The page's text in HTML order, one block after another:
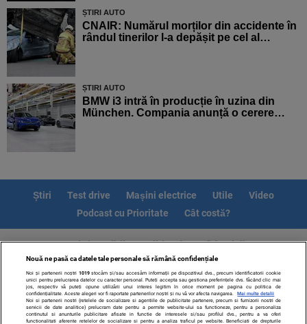
ȘTIRI AUTO
CNAIR: Numărul morților din accidente în
rândul tinerilor l-a depășit pe cel al…
ȘTIRI AUTO
BMW i3 intră în producție în uzina din
München. Compania anunță o cerere…
Știri Test drive Mașini electrice Utile
Video
Podcast cu Prioritate
Cât costă?
Termeni si conditii
Politica de confidentialitate
Politica de cookies
Echipa editorială
Modifică Setările
Nouă ne pasă ca datele tale personale să rămână confidențiale
Noi și partenerii noștri 1019stocăm și/sau accesăm informații pe dispozitivul dvs., precum identificatorii cookie
unici pentru prelucrarea datelor cu caracter personal. Puteți accepta sau gestiona preferințele dvs. făcând clic mai
jos, respectiv vă puteți opune utilizării unui interes legitim în orice moment pe pagina cu politica de
confidențialitate. Aceste alegeri vor fi raportate partenerilor noștri și nu vă vor afecta navigarea.
Mai multe detalii
Noi si partenerii nostri (retelele de socializare si agentiile de publicitate partenere, precum si furnizorii nostri de
servicii de date analitice) prelucram date pentru a permite website-ului sa functioneze, pentru a personaliza
continutul si anunturile publicitare afisate in functie de interesele si/sau profilul dvs., pentru a va oferi
functionalitati aferente retelelor de socializare si pentru a analiza traficul pe website. Beneficiati de drepturile